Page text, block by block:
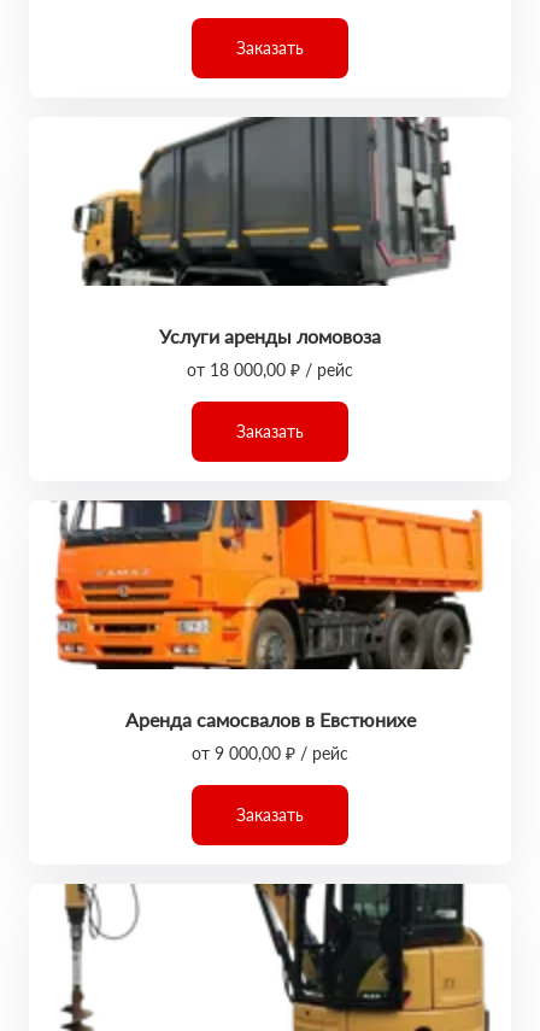
Заказать
Услуги аренды ломовоза
от 18 000,00 ₽ / рейс
Заказать
Аренда самосвалов в Евстюнихе
от 9 000,00 ₽ / рейс
Заказать